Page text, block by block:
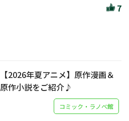
7
【2026年夏アニメ】原作漫画＆
原作小説をご紹介♪
コミック・ラノベ館